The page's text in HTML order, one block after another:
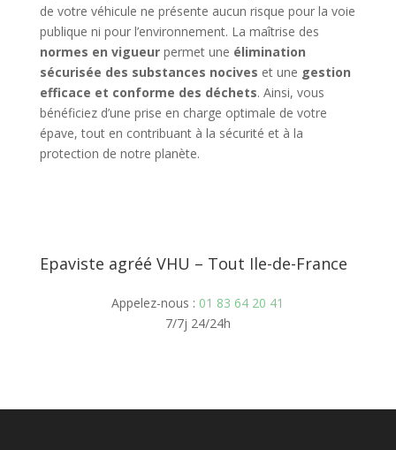
de votre véhicule ne présente aucun risque pour la voie
publique ni pour l’environnement. La maîtrise des
normes en vigueurpermet une élimination
sécurisée des substances nocives et une gestion
efficace et conforme des déchets. Ainsi, vous
bénéficiez d’une prise en charge optimale de votre
épave, tout en contribuant à la sécurité et à la
protection de notre planète.
Epaviste agréé VHU – Tout Ile-de-France
Appelez-nous : 01 83 64 20 41
7/7j 24/24h